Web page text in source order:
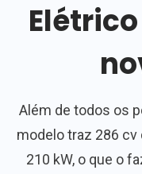
Além de todos os
modelo traz 286
210 kW, o que o